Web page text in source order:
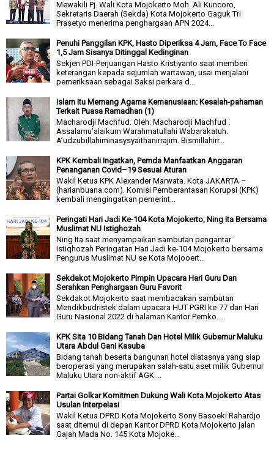
Mewakili Pj. Wali Kota Mojokerto Moh. Ali Kuncoro,
Sekretaris Daerah (Sekda) Kota Mojokerto Gaguk Tri
Prasetyo menerima penghargaan APN 2024...
Penuhi Panggilan KPK, Hasto Diperiksa 4 Jam, Face To Face
1,5 Jam Sisanya Ditinggal Kedinginan
Sekjen PDI-Perjuangan Hasto Kristiyanto saat memberi
keterangan kepada sejumlah wartawan, usai menjalani
pemeriksaan sebagai Saksi perkara d...
Islam Itu Memang Agama Kemanusiaan: Kesalah-pahaman
Terkait Puasa Ramadhan (1)
Macharodji Machfud. Oleh: Macharodji Machfud .
Assalamu’alaikum Warahmatullahi Wabarakatuh.
A’udzubillahiminasysyaithanirrajim. Bismillahirr...
KPK Kembali Ingatkan, Pemda Manfaatkan Anggaran
Penanganan Covid–19 Sesuai Aturan
Wakil Ketua KPK Alexander Marwata. Kota JAKARTA –
(harianbuana.com). Komisi Pemberantasan Korupsi (KPK)
kembali mengingatkan pemerint...
Peringati Hari Jadi Ke-104 Kota Mojokerto, Ning Ita Bersama
Muslimat NU Istighozah
Ning Ita saat menyampaikan sambutan pengantar
Istiqhozah Peringatan Hari Jadi ke-104 Mojokerto bersama
Pengurus Muslimat NU se Kota Mojooert...
Sekdakot Mojokerto Pimpin Upacara Hari Guru Dan
Serahkan Penghargaan Guru Favorit
Sekdakot Mojokerto saat membacakan sambutan
Mendikbudristek dalam upacara HUT PGRI ke-77 dan Hari
Guru Nasional 2022 di halaman Kantor Pemko...
KPK Sita 10 Bidang Tanah Dan Hotel Milik Gubernur Maluku
Utara Abdul Gani Kasuba
Bidang tanah beserta bangunan hotel diatasnya yang siap
beroperasi yang merupakan salah-satu aset milik Gubernur
Maluku Utara non-aktif AGK ...
Partai Golkar Komitmen Dukung Wali Kota Mojokerto Atas
Usulan Interpelasi
Wakil Ketua DPRD Kota Mojokerto Sony Basoeki Rahardjo
saat ditemui di depan Kantor DPRD Kota Mojokerto jalan
Gajah Mada No. 145 Kota Mojoke...